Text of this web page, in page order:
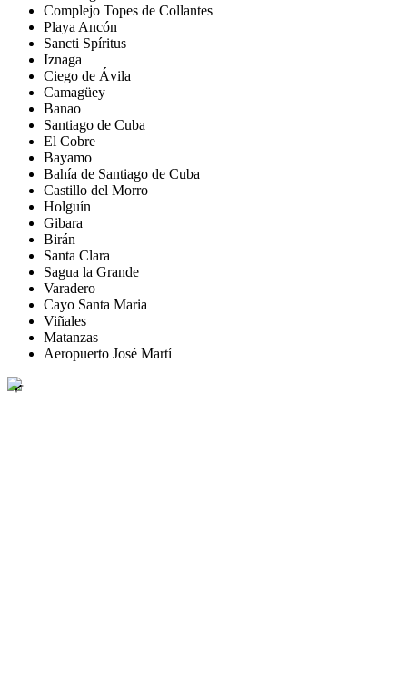
Complejo Topes de Collantes
Playa Ancón
Sancti Spíritus
Iznaga
Ciego de Ávila
Camagüey
Banao
Santiago de Cuba
El Cobre
Bayamo
Bahía de Santiago de Cuba
Castillo del Morro
Holguín
Gibara
Birán
Santa Clara
Sagua la Grande
Varadero
Cayo Santa Maria
Viñales
Matanzas
Aeropuerto José Martí